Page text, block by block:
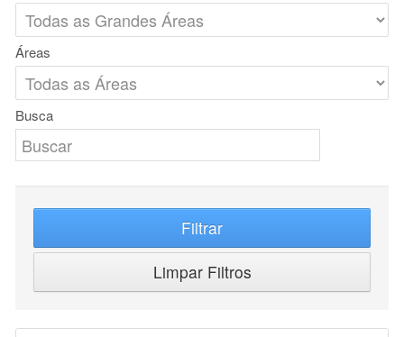
Áreas
Busca
Filtrar
Limpar Filtros